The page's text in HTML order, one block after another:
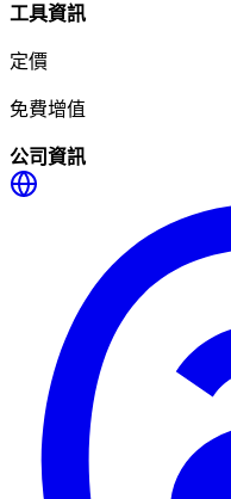
工具資訊
定價
免費增值
公司資訊